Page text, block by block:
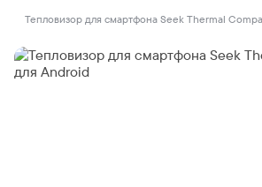
Тепловизор для смартфона Seek Thermal